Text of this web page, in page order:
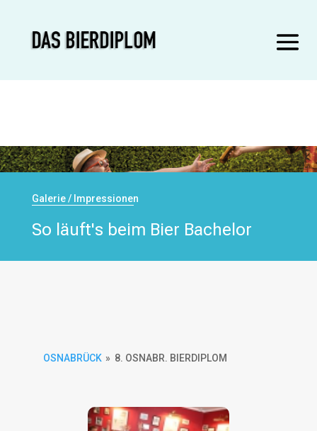
Galerie / Impressionen
So läuft's beim Bier Bachelor
OSNABRÜCK » 8. OSNABR. BIERDIPLOM